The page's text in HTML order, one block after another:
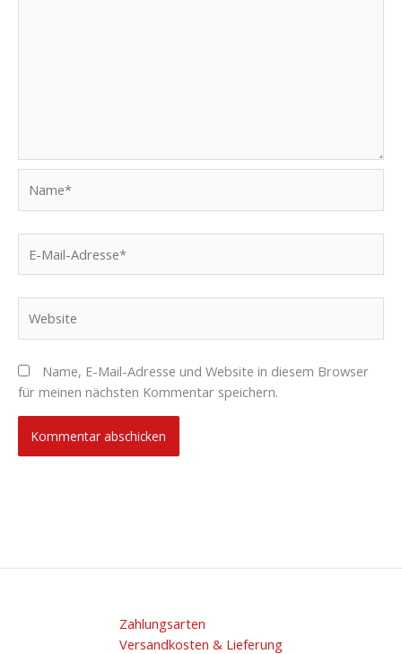
Mail-
Name, E-Mail-Adresse und Website in diesem Browser
für meinen nächsten Kommentar speichern.
Zahlungsarten
Versandkosten & Lieferung